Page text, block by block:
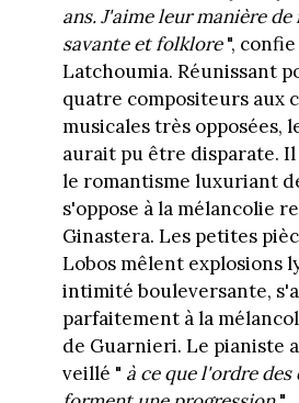
ans. J'aime leur manière
savante et folklore",
Latchoumia. Réunissant
quatre compositeurs aux
musicales très opposées,
aurait pu être disparate.
le romantisme luxuriant
s'oppose à la mélancolie
Ginastera. Les petites
Lobos mêlent explosions
intimité bouleversante,
parfaitement à la
de Guarnieri. Le pianiste
veillé " à ce que l'ordre